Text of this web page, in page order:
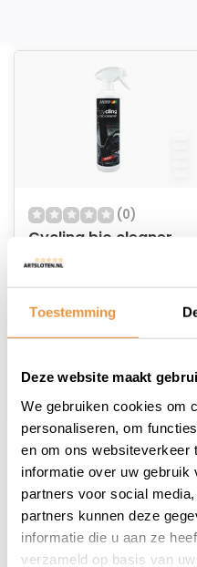
Toestemming
Deze website maakt
We gebruiken cookies om
personaliseren, om
en om ons websiteverkeer
informatie over uw gebruik
partners voor social
partners kunnen deze
informatie die u aan ze
verzameld op basis van
(0)
Cycling bio cleaner
Op voorraad
15,07